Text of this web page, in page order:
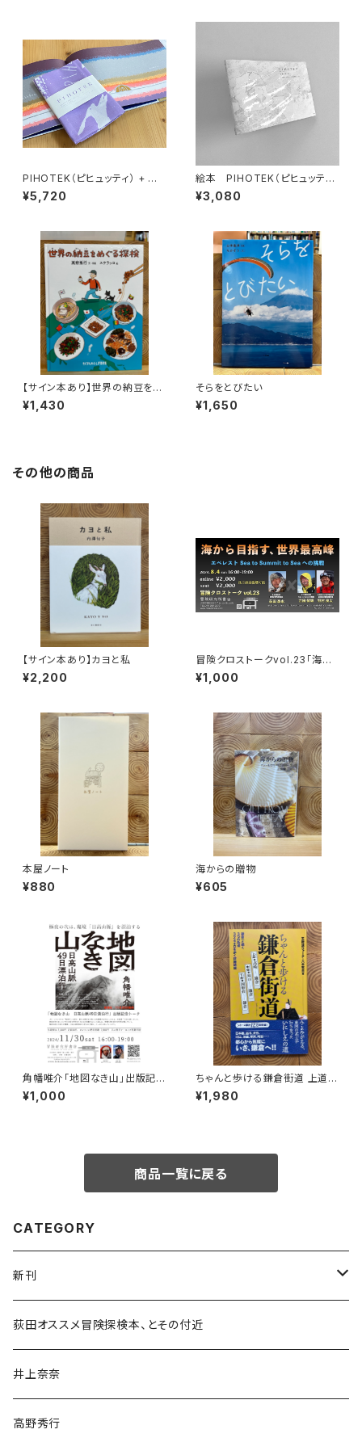
PIHOTEK（ピヒュッティ） + オリ
ジナルふろしき（薄紫）セット
¥5,720
絵本 PIHOTEK（ピヒュッティ）
北極を風と歩く
¥3,080
【サイン本あり】世界の納豆をめ
ぐる探検
¥1,430
そらをとびたい
¥1,650
その他の商品
【サイン本あり】カヨと私
¥2,200
冒険クロストークvol.23「海か
ら目指す、世界最高峰」録画視聴
権
¥1,000
本屋ノート
¥880
海からの贈物
¥605
角幡唯介「地図なき山」出版記念
トークイベント録画視聴権
¥1,000
ちゃんと歩ける鎌倉街道 上道・
中道・下道
¥1,980
商品一覧に戻る
CATEGORY
新刊
和書
文学・小説・物語
随筆・ノンフィクション・その他
荻田オススメ冒険探検本、とその付近
井上奈奈
高野秀行